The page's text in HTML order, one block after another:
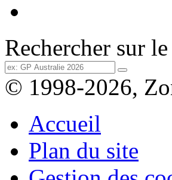
Rechercher sur
© 1998-2026,
Accueil
Plan du site